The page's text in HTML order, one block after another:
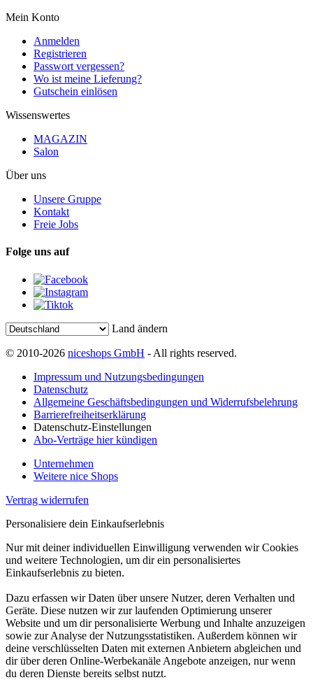
Mein Konto
Anmelden
Registrieren
Passwort vergessen?
Wo ist meine Lieferung?
Gutschein einlösen
Wissenswertes
MAGAZIN
Salon
Über uns
Unsere Gruppe
Kontakt
Freie Jobs
Folge uns auf
Land ändern
© 2010-2026 niceshops GmbH - All rights reserved.
Impressum und Nutzungsbedingungen
Datenschutz
Allgemeine Geschäftsbedingungen und Widerrufsbelehrung
Barrierefreiheitserklärung
Datenschutz-Einstellungen
Abo-Verträge hier kündigen
Unternehmen
Weitere nice Shops
Vertrag widerrufen
Personalisiere dein Einkaufserlebnis
Nur mit deiner individuellen Einwilligung verwenden wir Cookies
und weitere Technologien, um dir ein personalisiertes
Einkaufserlebnis zu bieten.
Dazu erfassen wir Daten über unsere Nutzer, deren Verhalten und
Geräte. Diese nutzen wir zur laufenden Optimierung unserer
Website und um dir personalisierte Werbung und Inhalte anzuzeigen
sowie zur Analyse der Nutzungsstatistiken. Außerdem können wir
deine verschlüsselten Daten mit externen Anbietern abgleichen und
dir über deren Online-Werbekanäle Angebote anzeigen, nur wenn
du deren Dienste bereits selbst nutzt.